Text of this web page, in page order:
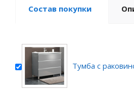
Состав покупки
Тумба с